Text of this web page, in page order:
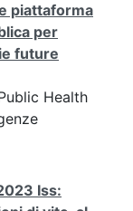
piattaforma
per
future
Health
Iss: